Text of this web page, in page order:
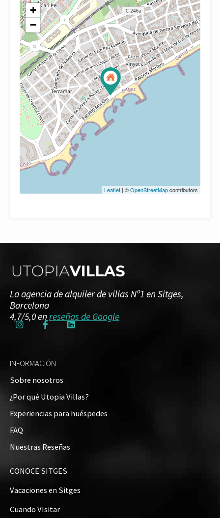
+
−
Leaflet | ©OpenStreetMapcontributors
La agencia de alquiler de villas Nº1 en Sitges,
Barcelona
4,7/5,0 en reseñas de Google
INFORMACIÓN
Sobre nosotros
¿Por qué Utopia Villas?
Experiencias para huéspedes
FAQ
Nuestras Reseñas
CONOCE SITGES
Vacaciones en Sitges
Cuando VIsitar